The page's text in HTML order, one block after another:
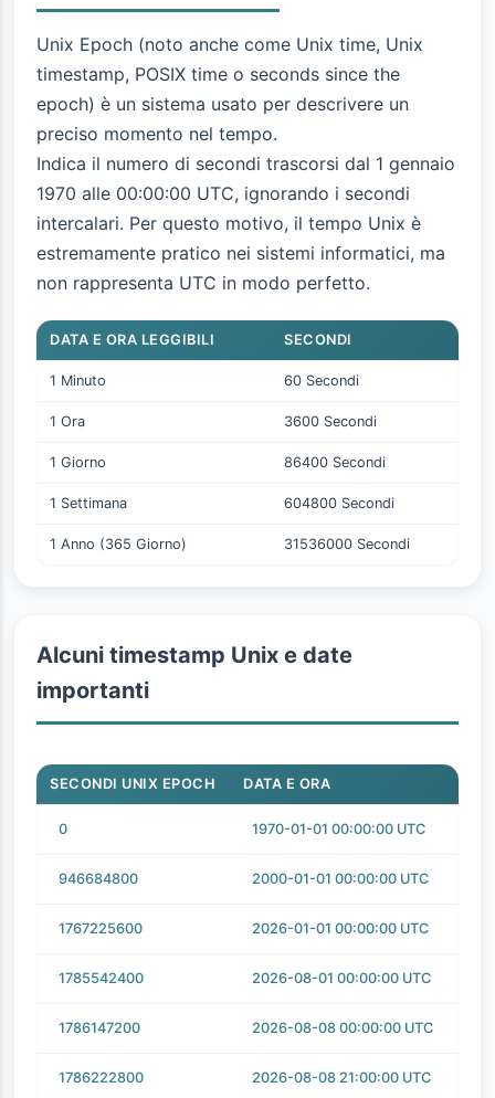
Unix Epoch (noto anche come Unix time, Unix
timestamp, POSIX time o seconds since the
epoch) è un sistema usato per descrivere un
preciso momento nel tempo.
Indica il numero di secondi trascorsi dal 1 gennaio
1970 alle 00:00:00 UTC, ignorando i secondi
intercalari. Per questo motivo, il tempo Unix è
estremamente pratico nei sistemi informatici, ma
non rappresenta UTC in modo perfetto.
DATA E ORA LEGGIBILI SECONDI
1 Minuto 60 Secondi
1 Ora 3600 Secondi
1 Giorno 86400 Secondi
1 Settimana 604800 Secondi
1 Anno (365 Giorno) 31536000 Secondi
Alcuni timestamp Unix e date
importanti
SECONDI UNIX EPOCH DATA E ORA
0 1970-01-01 00:00:00 UTC
946684800 2000-01-01 00:00:00 UTC
1767225600 2026-01-01 00:00:00 UTC
1785542400 2026-08-01 00:00:00 UTC
1786147200 2026-08-08 00:00:00 UTC
1786222800 2026-08-08 21:00:00 UTC